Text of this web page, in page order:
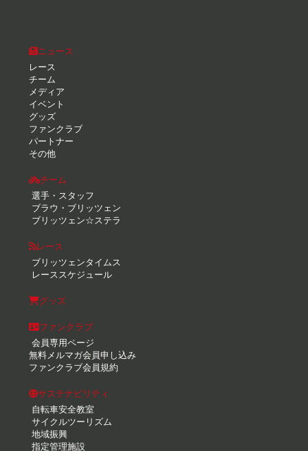
ニュース
レース
チーム
メディア
イベント
グッズ
ファンクラブ
パートナー
その他
チーム
選手・スタッフ
ブラウ・ブリッツェン
ブリッツェン☆ステラ
レース
ブリッツェンタイムス
レーススケジュール
グッズ
ファンクラブ
会員専用ページ
無料メルマガ会員申し込み
ファンクラブ会員規約
サステナビリティ
自転車安全教室
サイクルツーリズム
地域振興
指定管理施設